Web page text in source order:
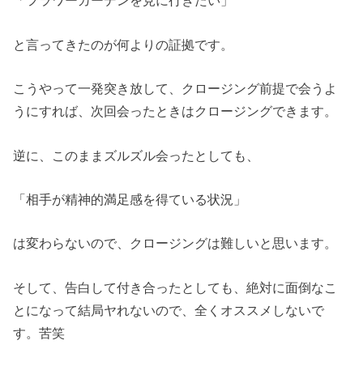
と言ってきたのが何よりの証拠です。
こうやって一発突き放して、クロージング前提で会うよ
うにすれば、次回会ったときはクロージングできます。
逆に、このままズルズル会ったとしても、
「相手が精神的満足感を得ている状況」
は変わらないので、クロージングは難しいと思います。
そして、告白して付き合ったとしても、絶対に面倒なこ
とになって結局ヤれないので、全くオススメしないで
す。苦笑